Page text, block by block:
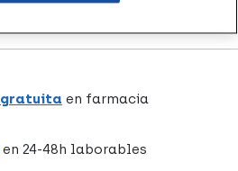
gratuita en farmacia
en 24-48h laborables